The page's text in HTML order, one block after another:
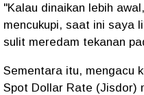
"Kalau dinaikan lebih
mencukupi, saat ini saya
sulit meredam tekanan
Sementara itu, mengacu
Spot Dollar Rate (Jisdor)